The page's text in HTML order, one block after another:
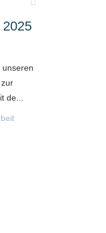
unseren
de...